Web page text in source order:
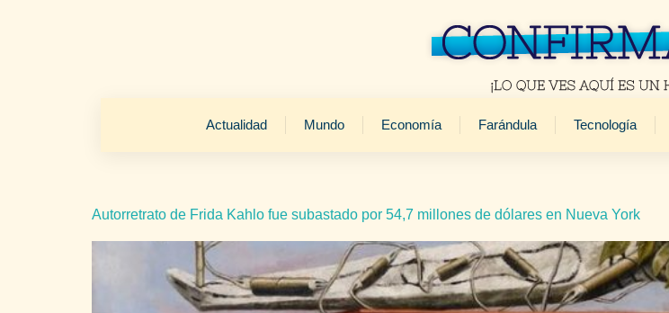
Actualidad Mundo Economía Farándula Tecnología
Autorretrato de Frida Kahlo fue subastado por 54,7 millones de dólares en Nueva York